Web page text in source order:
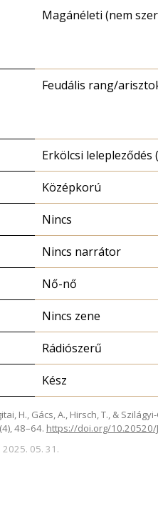
Magánéleti (nem
Feudális rang/
Erkölcsi lelepleződés
Középkorú
Nincs
Nincs narrátor
Nő-nő
Nincs zene
Rádiószerű
Kész
H., Gács, A., Hirsch, T., &
48–64. https://doi.org/10.20520/
05. 31.